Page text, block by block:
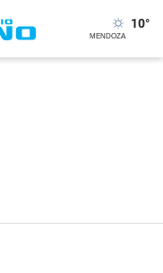
10°